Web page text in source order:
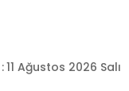
:11 Ağustos 2026 Salı